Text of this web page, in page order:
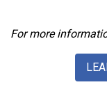
For more